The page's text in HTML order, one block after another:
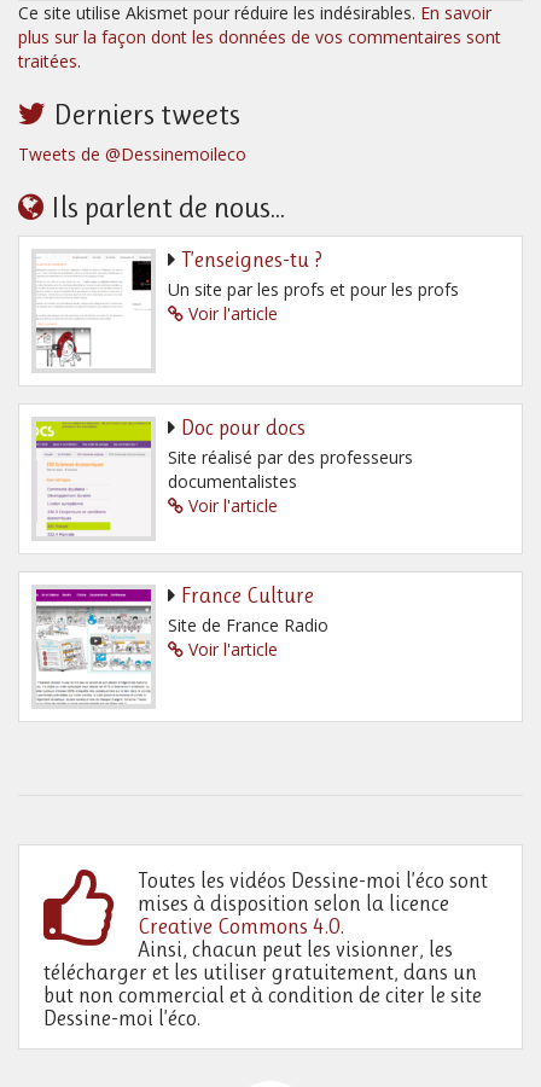
Ce site utilise Akismet pour réduire les indésirables. En savoir
plus sur la façon dont les données de vos commentaires sont
traitées.
Derniers tweets
Tweets de @Dessinemoileco
Ils parlent de nous...
T’enseignes-tu ?
Un site par les profs et pour les profs
Voir l'article
Doc pour docs
Site réalisé par des professeurs
documentalistes
Voir l'article
France Culture
Site de France Radio
Voir l'article
Toutes les vidéos Dessine-moi l’éco sont
mises à disposition selon la licence
Creative Commons 4.0.
Ainsi, chacun peut les visionner, les
télécharger et les utiliser gratuitement, dans un
but non commercial et à condition de citer le site
Dessine-moi l’éco.